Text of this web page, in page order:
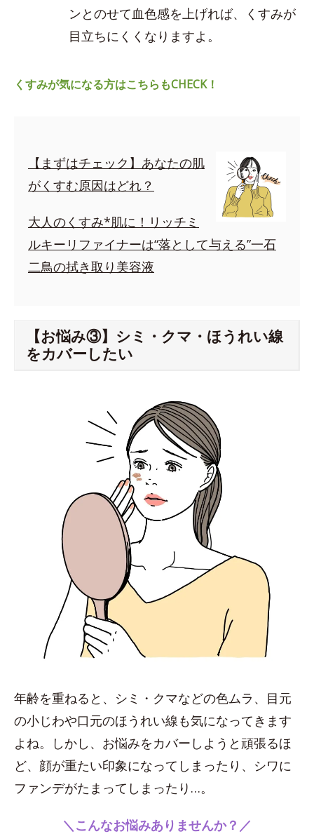
ンとのせて血色感を上げれば、くすみが
目立ちにくくなりますよ。
くすみが気になる方はこちらもCHECK！
【まずはチェック】あなたの肌
がくすむ原因はどれ？
大人のくすみ*肌に！リッチミ
ルキーリファイナーは“落として与える”一石
二鳥の拭き取り美容液
【お悩み③】シミ・クマ・ほうれい線
をカバーしたい
年齢を重ねると、シミ・クマなどの色ムラ、目元
の小じわや口元のほうれい線も気になってきます
よね。しかし、お悩みをカバーしようと頑張るほ
ど、顔が重たい印象になってしまったり、シワに
ファンデがたまってしまったり…。
＼こんなお悩みありませんか？／